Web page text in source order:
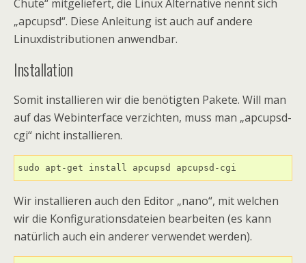
Chute“ mitgeliefert, die Linux Alternative nennt sich
„apcupsd“. Diese Anleitung ist auch auf andere
Linuxdistributionen anwendbar.
Installation
Somit installieren wir die benötigten Pakete. Will man
auf das Webinterface verzichten, muss man „apcupsd-
cgi“ nicht installieren.
sudo apt-get install apcupsd apcupsd-cgi
Wir installieren auch den Editor „nano“, mit welchen
wir die Konfigurationsdateien bearbeiten (es kann
natürlich auch ein anderer verwendet werden).